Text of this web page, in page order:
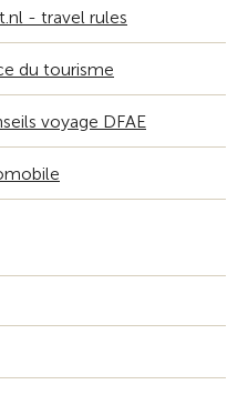
- travel rules
du tourisme
voyage DFAE